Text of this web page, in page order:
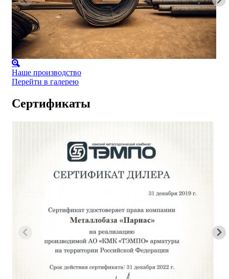
Наше производство
Перейти в галерею
Сертификаты